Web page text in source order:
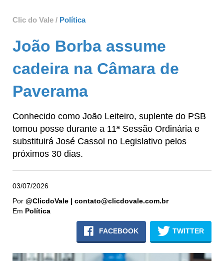
Clic do Vale / Política
João Borba assume
cadeira na Câmara de
Paverama
Conhecido como João Leiteiro, suplente do PSB
tomou posse durante a 11ª Sessão Ordinária e
substituirá José Cassol no Legislativo pelos
próximos 30 dias.
03/07/2026
Por @ClicdoVale | contato@clicdovale.com.br
Em Política
FACEBOOK TWITTER